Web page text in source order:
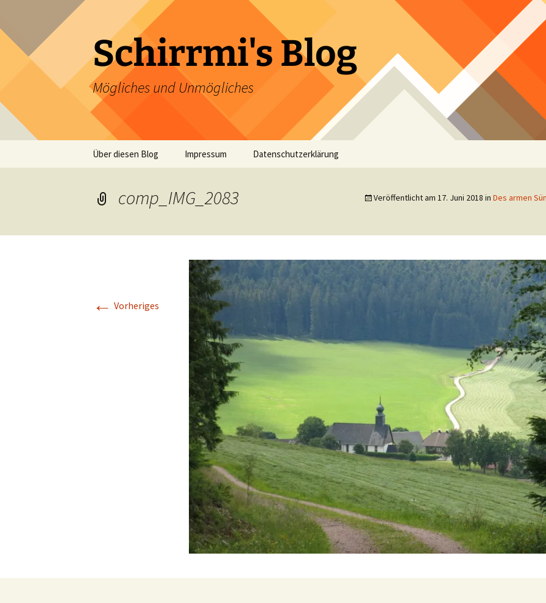
springen
Schirrmi's Blog
Mögliches und Unmögliches
Über diesen Blog Impressum Datenschutzerklärung
comp_IMG_2083 Veröffentlicht am 17. Juni 2018 in Des armen
← Vorheriges